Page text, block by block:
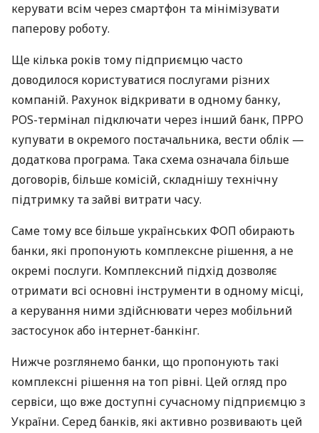
керувати всім через смартфон та мінімізувати
паперову роботу.
Ще кілька років тому підприємцю часто
доводилося користуватися послугами різних
компаній. Рахунок відкривати в одному банку,
POS-термінал підключати через інший банк, ПРРО
купувати в окремого постачальника, вести облік —
додаткова програма. Така схема означала більше
договорів, більше комісій, складнішу технічну
підтримку та зайві витрати часу.
Саме тому все більше українських ФОП обирають
банки, які пропонують комплексне рішення, а не
окремі послуги. Комплексний підхід дозволяє
отримати всі основні інструменти в одному місці,
а керування ними здійснювати через мобільний
застосунок або інтернет-банкінг.
Нижче розглянемо банки, що пропонують такі
комплексні рішення на топ рівні. Цей огляд про
сервіси, що вже доступні сучасному підприємцю з
України. Серед банків, які активно розвивають цей